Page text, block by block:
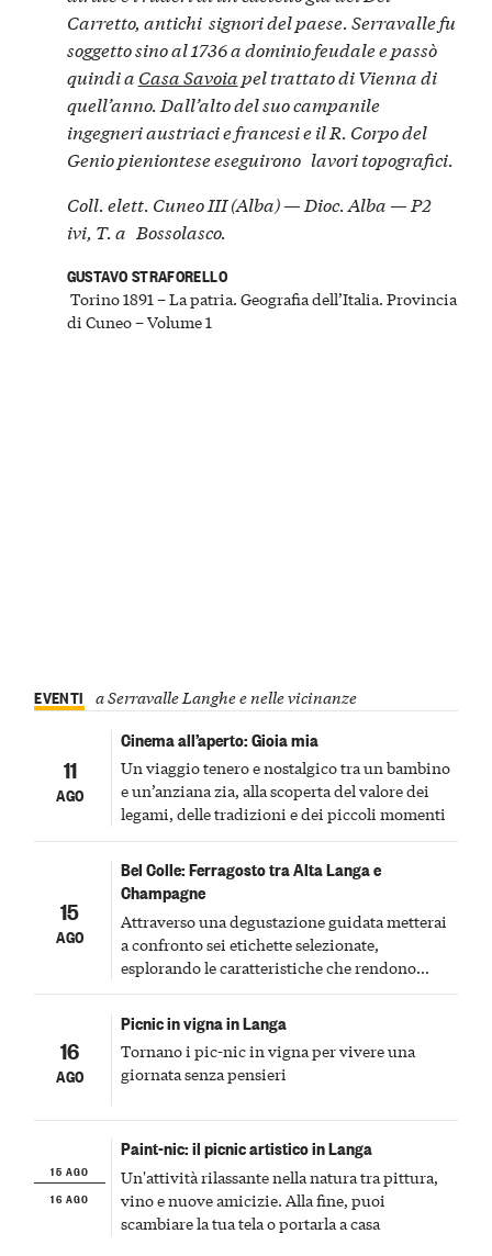
Carretto, antichi signori del paese. Serravalle fu
soggetto sino al 1736 a dominio feudale e passò
quindi a Casa Savoia pel trattato di Vienna di
quell’anno. Dall’alto del suo campanile
ingegneri austriaci e francesi e il R. Corpo del
Genio pieniontese eseguirono lavori topografici.
Coll. elett. Cuneo III (Alba) — Dioc. Alba — P2
ivi, T. a Bossolasco.
GUSTAVO STRAFORELLO
Torino 1891 – La patria. Geografia dell’Italia. Provincia
di Cuneo – Volume 1
EVENTI a Serravalle Langhe e nelle vicinanze
11
AGO
Cinema all’aperto: Gioia mia
Un viaggio tenero e nostalgico tra un bambino
e un’anziana zia, alla scoperta del valore dei
legami, delle tradizioni e dei piccoli momenti
15
AGO
Bel Colle: Ferragosto tra Alta Langa e
Champagne
Attraverso una degustazione guidata metterai
a confronto sei etichette selezionate,
esplorando le caratteristiche che rendono
unici questi grandi vini.
16
AGO
Picnic in vigna in Langa
Tornano i pic-nic in vigna per vivere una
giornata senza pensieri
15 AGO
16 AGO
Paint-nic: il picnic artistico in Langa
Un'attività rilassante nella natura tra pittura,
vino e nuove amicizie. Alla fine, puoi
scambiare la tua tela o portarla a casa